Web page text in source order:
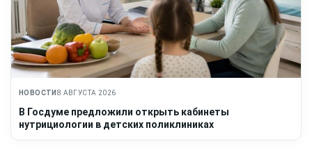
НОВОСТИ 8 АВГУСТА 2026
В Госдуме предложили открыть кабинеты
нутрициологии в детских поликлиниках